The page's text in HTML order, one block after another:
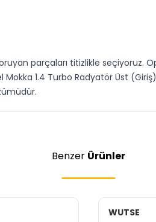
parçaları titizlikle seçiyoruz.
1.4 Turbo Radyatör Üst
Benzer Ürünler
WUTSE